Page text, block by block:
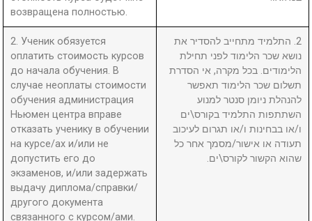
возвращена полностью.
2. Ученик обязуется
оплатить стоимость курсов
до начала обучения. В
случае неоплаты стоимости
обучения администрация
Ньюмен центра вправе
отказать ученику в обучении
на курсе/ах и/или не
допустить его до
экзаменов, и/или задержать
выдачу диплома/справки/
другого документа
связанного с курсом/ами.
2. התלמיד מתחייב להסדיר את
נושא שכר הלימוד לפני תחילת
הלימודים. בכל מקרה, אי הסדרת
תשלום שכר הלימוד תאפשר
להנהלת ניומן סנטר למנוע
השתתפות התלמיד בקורס\ים
ו/או בבחינות ו/או תגרום לעיכוב
תעודה או אישור/מסמך אחר כל
שהוא הקשור לקורס\ים.